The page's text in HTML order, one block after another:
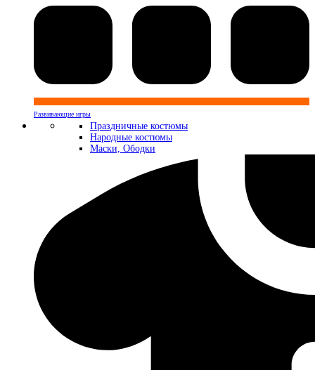
Развивающие игры
Праздничные костюмы
Народные костюмы
Маски, Ободки